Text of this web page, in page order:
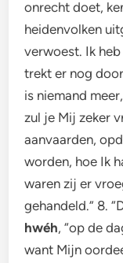
onrecht doet,
heidenvolken
verwoest. Ik
trekt er nog
is niemand
zul je Mij zeker
aanvaarden,
worden, hoe Ik
waren zij er
gehandeld.” 8.
hwéh, “op de
want Mijn